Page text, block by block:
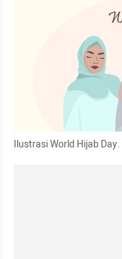
Ilustrasi World Hijab